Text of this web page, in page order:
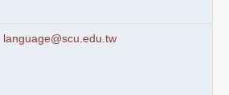
language@scu.edu.tw